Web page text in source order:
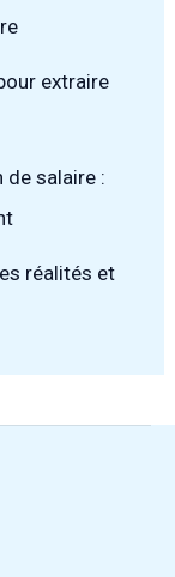
extraire
de salaire :
réalités et